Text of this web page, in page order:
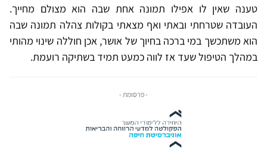
טענה שאין לו אפילו תמונה אחת שבה הוא מצולם מחייך.
העובדה שטרחתי ובאתי ואף מצאתי בקולות צהלה תמונה שבה
הוא משתכשך במי ברכה בחיוך של אושר, אכן חוללה שינוי מהותי
במהלך הטיפול שעד אז לווה כמעט תמיד בשתיקה רועמת.
- פרסומת -